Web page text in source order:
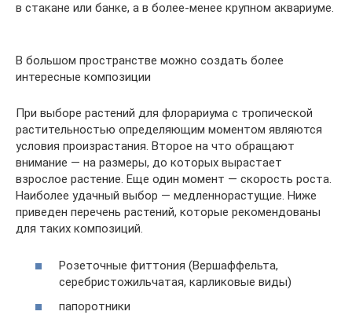
в стакане или банке, а в более-менее крупном аквариуме.
В большом пространстве можно создать более
интересные композиции
При выборе растений для флорариума с тропической
растительностью определяющим моментом являются
условия произрастания. Второе на что обращают
внимание — на размеры, до которых вырастает
взрослое растение. Еще один момент — скорость роста.
Наиболее удачный выбор — медленнорастущие. Ниже
приведен перечень растений, которые рекомендованы
для таких композиций.
Розеточные фиттония (Вершаффельта,
серебристожильчатая, карликовые виды)
папоротники